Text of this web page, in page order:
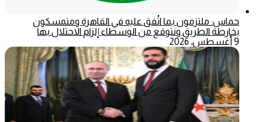
حماس: ملتزمون بما اتُفق عليه في القاهرة ومتمسكون
بخارطة الطريق ونتوقع من الوسطاء إلزام الاحتلال بها
9 أغسطس، 2026